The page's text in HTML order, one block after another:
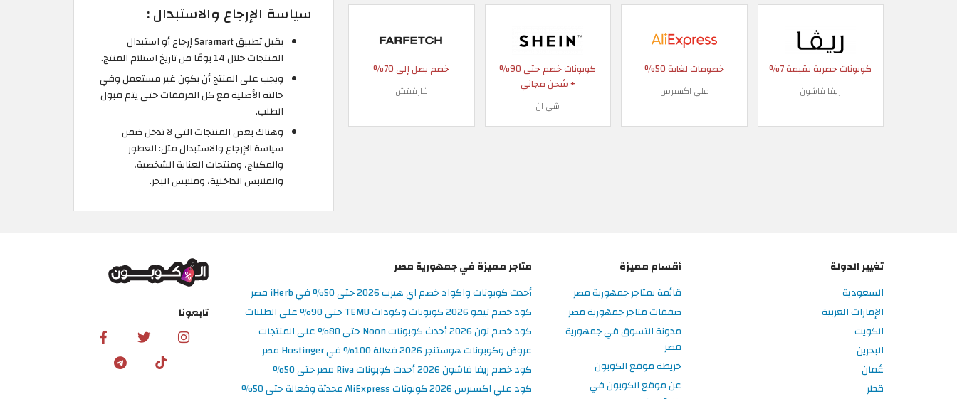
كوبونات حصرية بقيمة 7%
ريفا فاشون
خصومات لغاية 50%
علي اكسبرس
كوبونات خصم حتى 90%
+ شحن مجاني
شي ان
خصم يصل إلى 70%
فارفيتش
سياسة الإرجاع والاستبدال :
يقبل تطبيق Saramart إرجاع أو استبدال
المنتجات خلال 14 يومًا من تاريخ استلام المنتج.
ويجب على المنتج أن يكون غير مستعمل وفي
حالته الأصلية مع كل المرفقات حتى يتم قبول
الطلب.
وهناك بعض المنتجات التي لا تدخل ضمن
سياسة الإرجاع والاستبدال مثل: العطور
والمكياج، ومنتجات العناية الشخصية،
والملابس الداخلية، وملابس البحر.
تغيير الدولة
السعودية
الإمارات العربية
الكويت
البحرين
عُمان
قطر
أقسام مميزة
قائمة بمتاجر جمهورية مصر
صفقات متاجر جمهورية مصر
مدونة التسوق في جمهورية
مصر
خريطة موقع الكوبون
عن موقع الكوبون في
متاجر مميزة في جمهورية مصر
أحدث كوبونات واكواد خصم اي هيرب 2026 حتى 50% في iHerb مصر
كود خصم تيمو 2026 كوبونات وكودات TEMU حتى 90% على الطلبات
كود خصم نون 2026 أحدث كوبونات Noon حتى 80% على المنتجات
عروض وكوبونات هوستنجر 2026 فعالة 100% في Hostinger مصر
كود خصم ريفا فاشون 2026 أحدث كوبونات Riva مصر حتى 50%
كود علي اكسبرس 2026 كوبونات AliExpress محدثة وفعالة حتى 50%
تابعونا